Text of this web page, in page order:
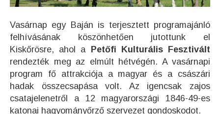
Vasárnap egy Baján is terjesztett programajánló
felhívásának köszönhetően jutottunk el
Kiskőrösre, ahol a
Petőfi Kulturális Fesztivált
rendezték meg az elmúlt hétvégén. A vasárnapi
program fő attrakciója a magyar és a császári
hadak összecsapása volt. Az igencsak zajos
csatajelenetről a 12 magyarországi 1846-49-es
katonai hagyományőrző szervezet gondoskodot.